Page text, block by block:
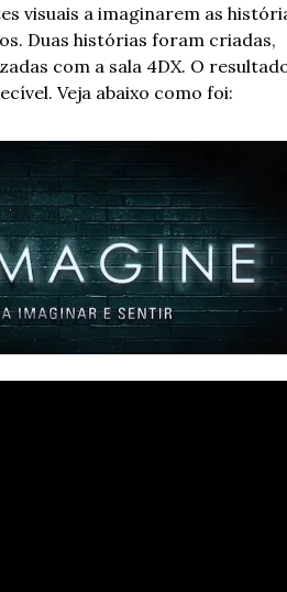
visuais a imaginarem as
Duas histórias foram criadas,
com a sala 4DX. O
Veja abaixo como foi: